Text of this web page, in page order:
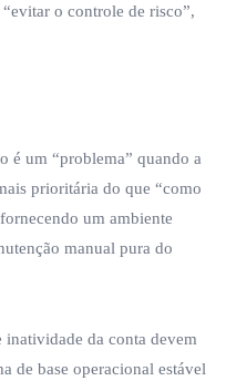
o controle de risco”,
é um “problema” quando a
prioritária do que “como
um ambiente
manual pura do
inatividade da conta devem
de base operacional estável